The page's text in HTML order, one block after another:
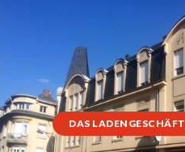
DAS LADENGESCHÄFT